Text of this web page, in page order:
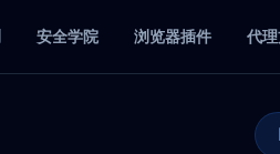
安全学院 浏览器插件 代